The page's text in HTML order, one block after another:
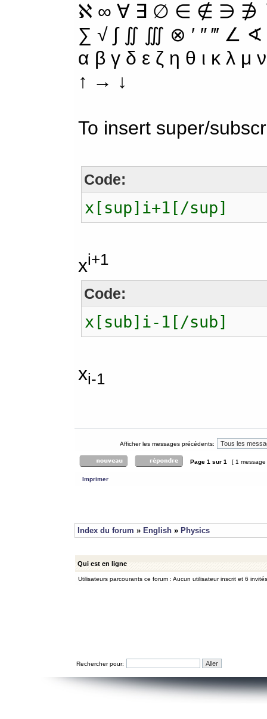
ℵ ∞ ∀ ∃ ∅ ∈ ∉ ∋ ∌
∑ √ ∫ ∬ ∭ ⊗ ′ ″ ‴ ∠
α β γ δ ε ζ η θ ι κ λ
↑ → ↓
To insert super/
Code:
x[sup]i+1[/sup]
xi+1
Code:
x[sub]i-1[/sub]
xi-1
Afficher les messages précédents:
Page 1 sur 1 [ 1
Imprimer
Index du forum » English » Physics
Qui est en ligne
Utilisateurs parcourants ce forum : Aucun utilisateur inscrit et 6 invités
Rechercher pour: